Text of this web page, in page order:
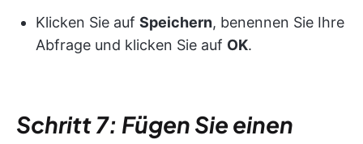
Klicken Sie auf Speichern, benennen Sie Ihre
Abfrage und klicken Sie auf OK.
Schritt 7: Fügen Sie einen